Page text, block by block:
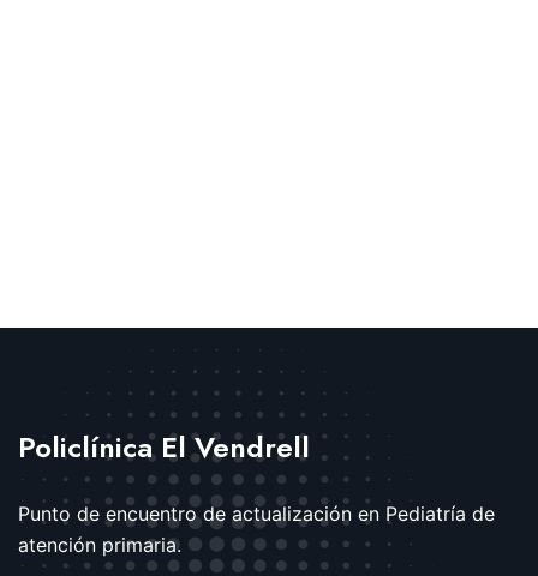
Policlínica El Vendrell
Punto de encuentro de actualización en Pediatría de
atención primaria.